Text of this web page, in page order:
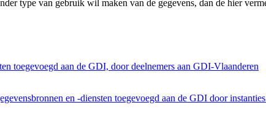
type van gebruik wil maken van de gegevens, dan de hier
toegevoegd aan de GDI, door deelnemers aan GDI-Vlaanderen
en -diensten toegevoegd aan de GDI door